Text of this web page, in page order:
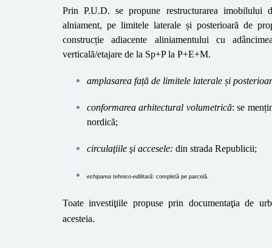
Prin P.U.D. se propune restructurarea
alniament, pe limitele laterale și posterioară de
construcție adiacente aliniamentului cu
verticală/etajare de la Sp+P la P+E+M.
amplasarea față de limitele laterale și
conformarea arhitectural volumetrică: se
nordică;
circulaţiile şi accesele: din strada Republicii;
echiparea tehnico-edilitară: completă pe parcelă.
Toate investiţiile propuse prin documentaţia de
acesteia.